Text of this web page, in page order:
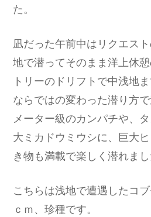
た。
凪だった午前中はリクエス
地で潜ってそのまま洋上休
トリーのドリフトで中浅地
ならではの変わった潜り方
メーター級のカンパチや、
大ミカドウミウシに、巨大
き物も満載で楽しく潜れまし
こちらは浅地で遭遇したコ
ｃｍ、珍種です。